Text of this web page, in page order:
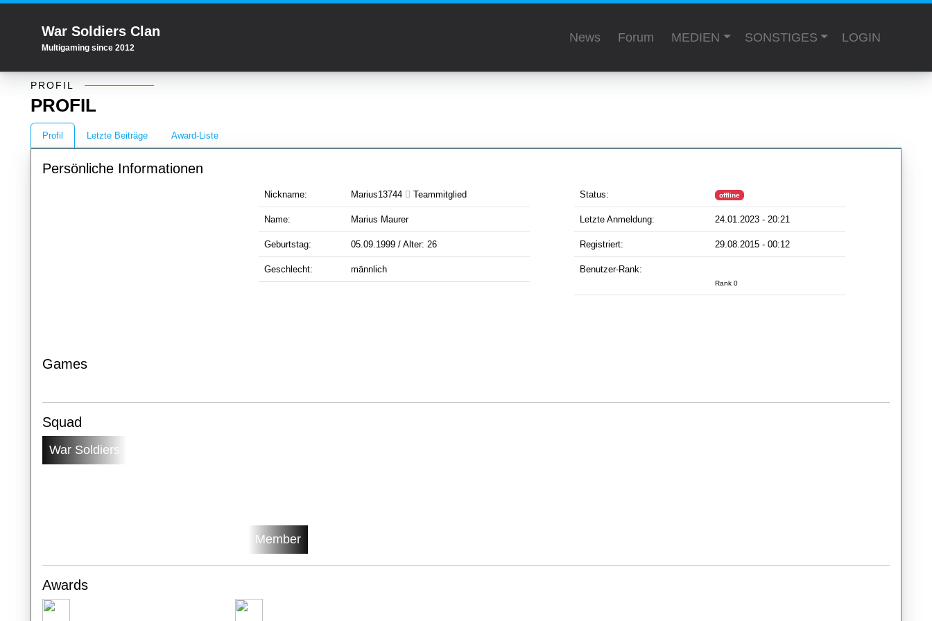
War Soldiers Clan
Multigaming since 2012
News Forum MEDIEN SONSTIGES LOGIN
Profil
PROFIL
PROFIL
Profil Letzte Beiträge Award-Liste
Persönliche Informationen
Nickname: Marius13744 Teammitglied
Name: Marius Maurer
Geburtstag: 05.09.1999 / Alter: 26
Geschlecht: männlich
Status: offline
Letzte Anmeldung: 24.01.2023 - 20:21
Registriert: 29.08.2015 - 00:12
Benutzer-Rank:
Rank 0
Games
Squad
War Soldiers
Member
Awards